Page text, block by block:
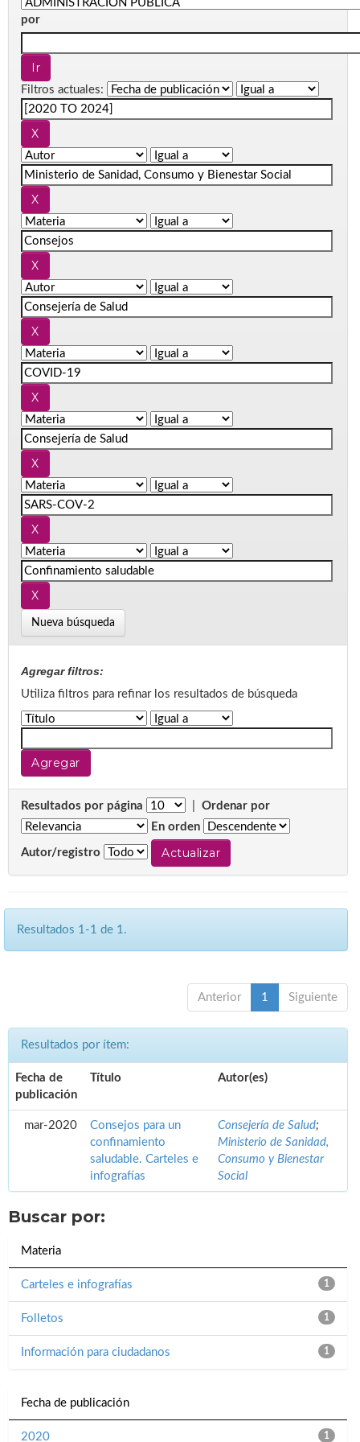
por
Filtros actuales:
Nueva búsqueda
Agregar filtros:
Utiliza filtros para refinar los resultados de búsqueda
Resultados por página
Ordenar por
En orden
Autor/registro
Resultados 1-1 de 1.
Anterior 1 Siguiente
Resultados por ítem:
Fecha de
publicación
Título Autor(es)
mar-2020
Consejos para un
confinamiento
saludable. Carteles e
infografías
Consejería de Salud;
Ministerio de Sanidad,
Consumo y Bienestar
Social
Buscar por:
Materia
1
Carteles e infografías
1
Folletos
1
Información para ciudadanos
Fecha de publicación
1
2020